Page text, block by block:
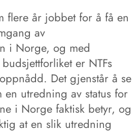
flere år jobbet for å få en
av
i Norge, og med
er NTFs
Det gjenstår å se
en utredning av status for
i Norge faktisk betyr, og
at en slik utredning